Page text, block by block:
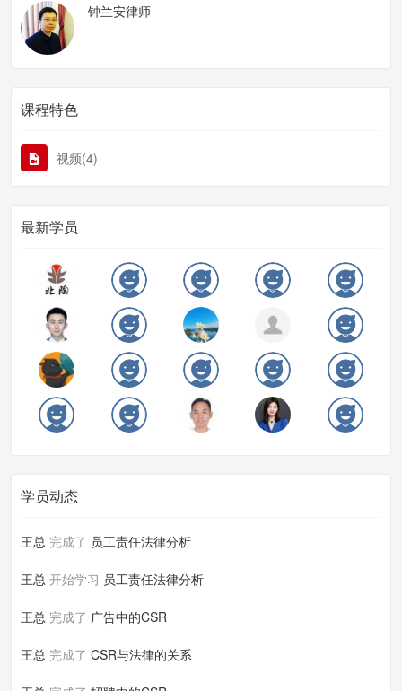
钟兰安律师
课程特色
视频(4)
最新学员
学员动态
王总 完成了 员工责任法律分析
王总 开始学习 员工责任法律分析
王总 完成了 广告中的CSR
王总 完成了 CSR与法律的关系